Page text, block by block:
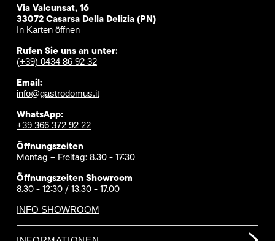
Via Valcunsat, 16
33072 Casarsa Della Delizia (PN)
In Karten öffnen
Rufen Sie uns an unter:
(+39) 0434 86 92 32
Email:
info@gastrodomus.it
WhatsApp:
+39 366 372 92 22
Öffnungszeiten
Montag – Freitag: 8.30 - 17:30
Öffnungszeiten Showroom
8.30 - 12:30 / 13.30 - 17.00
INFO SHOWROOM